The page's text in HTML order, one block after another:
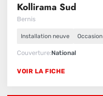
Kollirama Sud
Bernis
Installation neuve Occasion
Couverture National
VOIR LA FICHE